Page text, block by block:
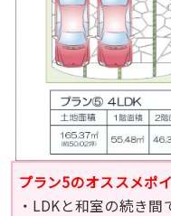
プラン5のオススメポ
・LDKと和室の続き間